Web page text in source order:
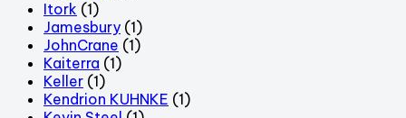
Itork (1)
Jamesbury (1)
JohnCrane (1)
Kaiterra (1)
Keller (1)
Kendrion KUHNKE (1)